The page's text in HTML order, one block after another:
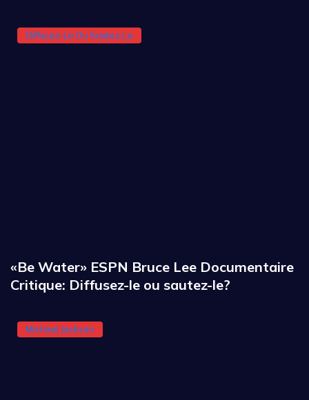
Diffusez-Le Ou Sautez-Le
«Be Water» ESPN Bruce Lee Documentaire
Critique: Diffusez-le ou sautez-le?
Michael Jackson